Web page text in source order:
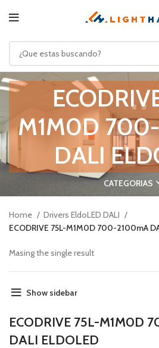
M1M0D
DALI
CATEGORIAS
Home
Drivers EldoLED DALI
ECODRIVE 75L-M1M0D 700-2100mA
Masing the single result
Show sidebar
ECODRIVE 75L-M1M0D
DALI ELDOLED